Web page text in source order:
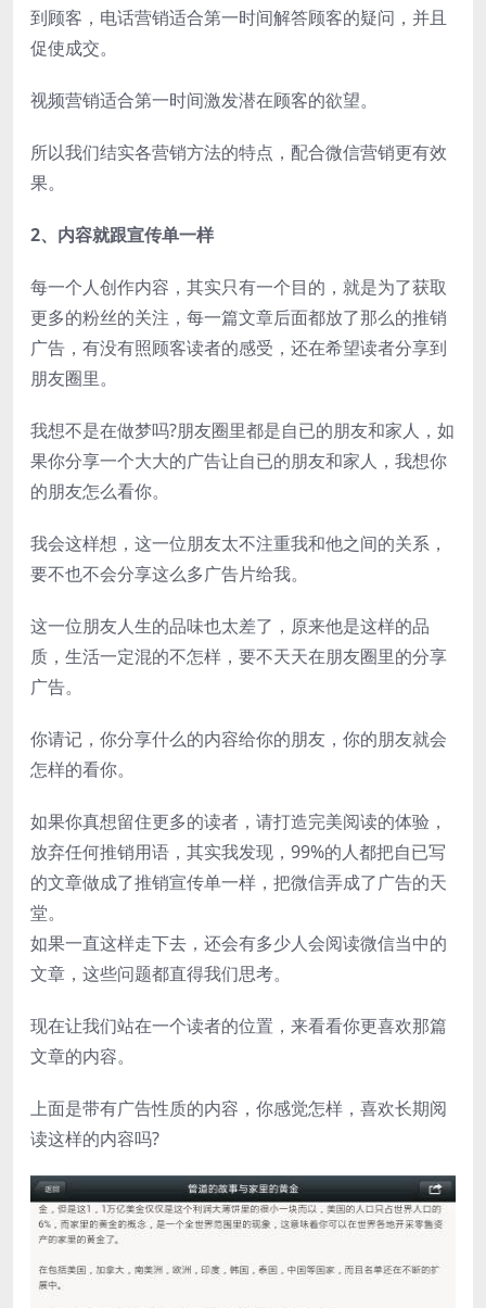
到顾客，电话营销适合第一时间解答顾客的疑问，并且
促使成交。
视频营销适合第一时间激发潜在顾客的欲望。
所以我们结实各营销方法的特点，配合微信营销更有效
果。
2、内容就跟宣传单一样
每一个人创作内容，其实只有一个目的，就是为了获取
更多的粉丝的关注，每一篇文章后面都放了那么的推销
广告，有没有照顾客读者的感受，还在希望读者分享到
朋友圈里。
我想不是在做梦吗?朋友圈里都是自已的朋友和家人，如
果你分享一个大大的广告让自已的朋友和家人，我想你
的朋友怎么看你。
我会这样想，这一位朋友太不注重我和他之间的关系，
要不也不会分享这么多广告片给我。
这一位朋友人生的品味也太差了，原来他是这样的品
质，生活一定混的不怎样，要不天天在朋友圈里的分享
广告。
你请记，你分享什么的内容给你的朋友，你的朋友就会
怎样的看你。
如果你真想留住更多的读者，请打造完美阅读的体验，
放弃任何推销用语，其实我发现，99%的人都把自已写
的文章做成了推销宣传单一样，把微信弄成了广告的天
堂。
如果一直这样走下去，还会有多少人会阅读微信当中的
文章，这些问题都直得我们思考。
现在让我们站在一个读者的位置，来看看你更喜欢那篇
文章的内容。
上面是带有广告性质的内容，你感觉怎样，喜欢长期阅
读这样的内容吗?